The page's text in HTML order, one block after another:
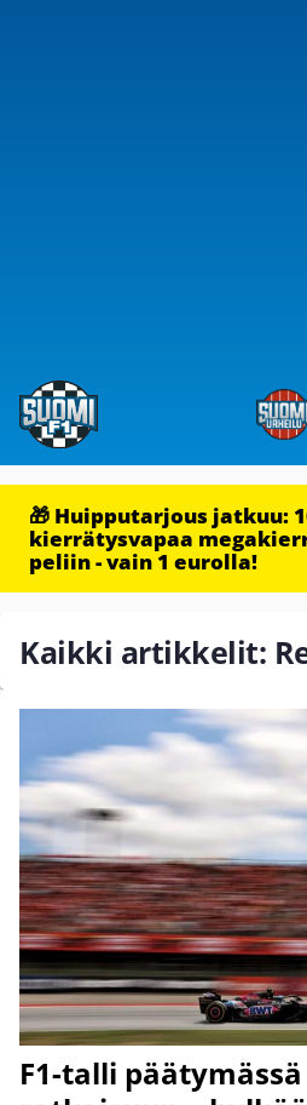
🎁 Huipputarjous jatkuu:
kierrätysvapaa
peliin - vain 1 eurolla!
Kaikki artikkelit:
F1-talli